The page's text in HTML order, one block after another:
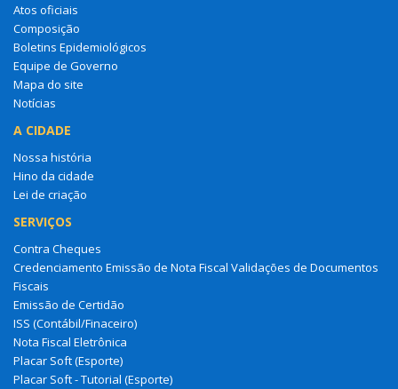
Atos oficiais
Composição
Boletins Epidemiológicos
Equipe de Governo
Mapa do site
Notícias
A CIDADE
Nossa história
Hino da cidade
Lei de criação
SERVIÇOS
Contra Cheques
Credenciamento Emissão de Nota Fiscal Validações de Documentos
Fiscais
Emissão de Certidão
ISS (Contábil/Finaceiro)
Nota Fiscal Eletrônica
Placar Soft (Esporte)
Placar Soft - Tutorial (Esporte)